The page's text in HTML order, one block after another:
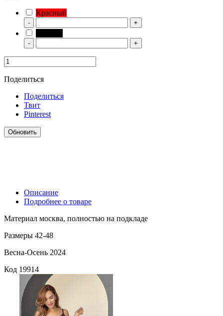
Красный
- +
- +
Поделиться
Поделиться
Твит
Pinterest
Описание
Подробнее о товаре
Материал москва, полностью на подкладе
Размеры 42-48
Весна-Осень 2024
Код 19914